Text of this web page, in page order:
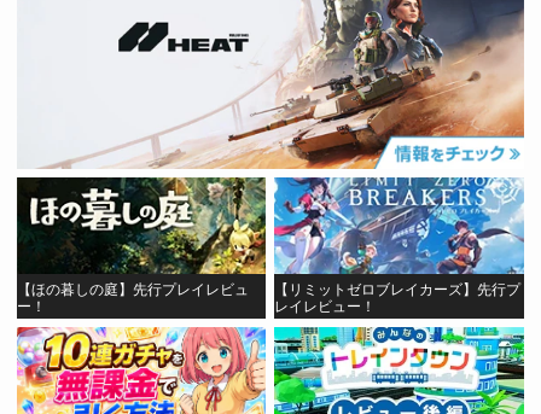
【ほの暮しの庭】先行プレイレビュ
ー！
【リミットゼロブレイカーズ】先行プ
レイレビュー！